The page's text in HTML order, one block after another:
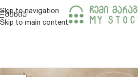
Skip to navigation
Skip to main content
ᲛᲔᲜᲘᲣ